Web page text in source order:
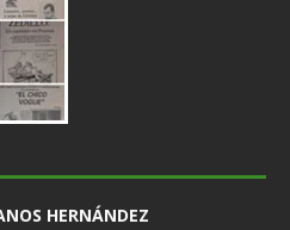
HERNÁNDEZ